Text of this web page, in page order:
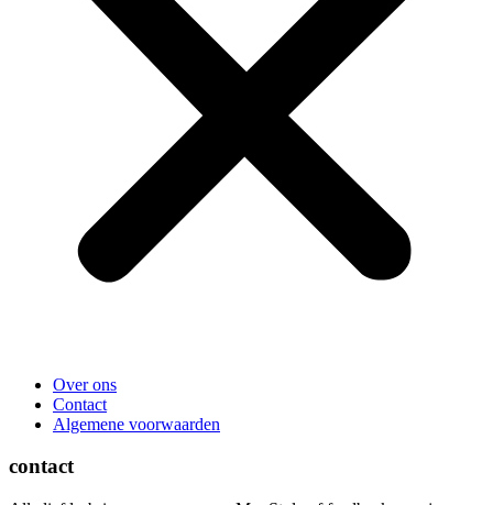
Over ons
Contact
Algemene voorwaarden
contact